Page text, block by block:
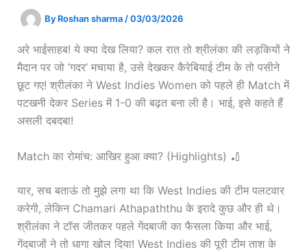
By Roshan sharma /03/03/2026
अरे भाईसाहब! ये क्या देख लिया? कल रात तो श्रीलंका की लड़कियों ने
मैदान पर जो ‘गदर’ मचाया है, उसे देखकर कैरेबियाई टीम के तो पसीने
छूट गए! श्रीलंका ने West Indies Women को पहले ही Match में
पटखनी देकर Series में 1-0 की बढ़त बना ली है। भाई, इसे कहते हैं
असली दबदबा!
Match का रोमांच: आखिर हुआ क्या? (Highlights) 🏏
यार, सच बताऊं तो मुझे लगा था कि West Indies की टीम पलटवार
करेगी, लेकिन Chamari Athapaththu के इरादे कुछ और ही थे।
श्रीलंका ने टॉस जीतकर पहले गेंदबाजी का फैसला किया और भाई,
गेंदबाजों ने तो धागा खोल दिया! West Indies की पूरी टीम ताश के